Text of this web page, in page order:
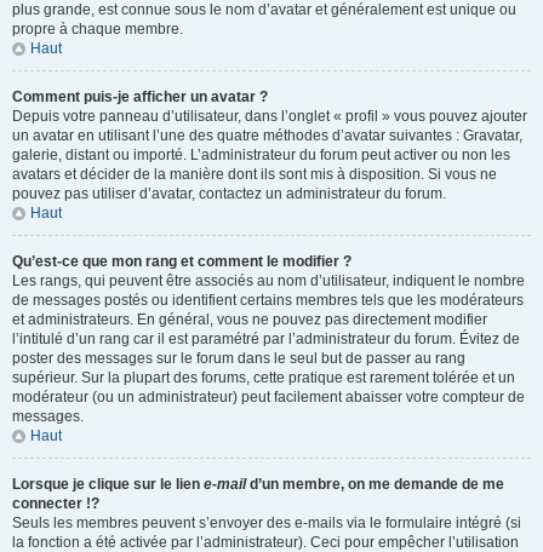
plus grande, est connue sous le nom d’avatar et généralement est unique ou
propre à chaque membre.
Haut
Comment puis-je afficher un avatar ?
Depuis votre panneau d’utilisateur, dans l’onglet « profil » vous pouvez ajouter
un avatar en utilisant l’une des quatre méthodes d’avatar suivantes : Gravatar,
galerie, distant ou importé. L’administrateur du forum peut activer ou non les
avatars et décider de la manière dont ils sont mis à disposition. Si vous ne
pouvez pas utiliser d’avatar, contactez un administrateur du forum.
Haut
Qu’est-ce que mon rang et comment le modifier ?
Les rangs, qui peuvent être associés au nom d’utilisateur, indiquent le nombre
de messages postés ou identifient certains membres tels que les modérateurs
et administrateurs. En général, vous ne pouvez pas directement modifier
l’intitulé d’un rang car il est paramétré par l’administrateur du forum. Évitez de
poster des messages sur le forum dans le seul but de passer au rang
supérieur. Sur la plupart des forums, cette pratique est rarement tolérée et un
modérateur (ou un administrateur) peut facilement abaisser votre compteur de
messages.
Haut
Lorsque je clique sur le lien e-maild’un membre, on me demande de me
connecter !?
Seuls les membres peuvent s’envoyer des e-mails via le formulaire intégré (si
la fonction a été activée par l’administrateur). Ceci pour empêcher l’utilisation